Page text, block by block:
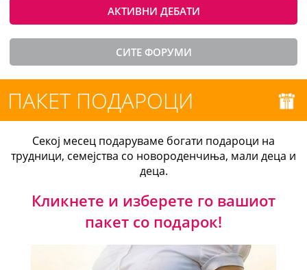
АКТИВНИ ДЕБАТИ
СИТЕ ФОРУМИ
ПАКЕТ ПОДАРОЦИ
Секој месец подаруваме богати подароци на
трудници, семејства со новороденчиња, мали деца и
деца.
Кликнете и изберете го вашиот
пакет со подарок!